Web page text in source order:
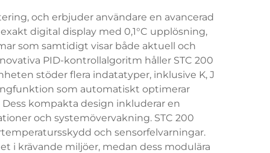
och erbjuder användare en avancerad
digital display med 0,1°C upplösning,
som samtidigt visar både aktuell och
PID-kontrollalgoritm håller STC 200
stöder flera indatatyper, inklusive K, J
som automatiskt optimerar
kompakta design inkluderar en
och systemövervakning. STC 200
och sensorfelvarningar.
krävande miljöer, medan dess modulära